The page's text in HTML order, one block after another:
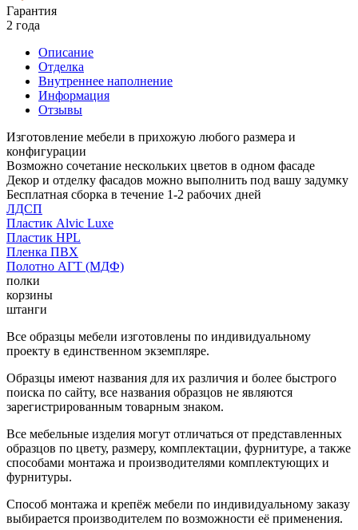
Гарантия
2 года
Описание
Отделка
Внутреннее наполнение
Информация
Отзывы
Изготовление мебели в прихожую любого размера и
конфигурации
Возможно сочетание нескольких цветов в одном фасаде
Декор и отделку фасадов можно выполнить под вашу задумку
Бесплатная сборка в течение 1-2 рабочих дней
ЛДСП
Пластик Alvic Luxe
Пластик HPL
Пленка ПВХ
Полотно АГТ (МДФ)
полки
корзины
штанги
Все образцы мебели изготовлены по индивидуальному
проекту в единственном экземпляре.
Образцы имеют названия для их различия и более быстрого
поиска по сайту, все названия образцов не являются
зарегистрированным товарным знаком.
Все мебельные изделия могут отличаться от представленных
образцов по цвету, размеру, комплектации, фурнитуре, а также
способами монтажа и производителями комплектующих и
фурнитуры.
Способ монтажа и крепёж мебели по индивидуальному заказу
выбирается производителем по возможности её применения.